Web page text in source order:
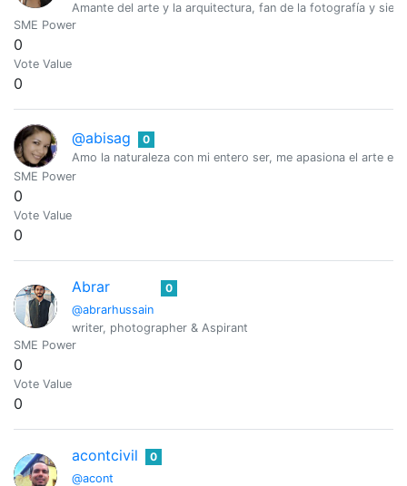
Amante del arte y la arquitectura, fan de la fotografía y
SME Power
0
Vote Value
0
@abisag
0
Amo la naturaleza con mi entero ser, me apasiona el arte
SME Power
0
Vote Value
0
Abrar
@abrarhussain
0
writer, photographer & Aspirant
SME Power
0
Vote Value
0
acontcivil
@acont
0